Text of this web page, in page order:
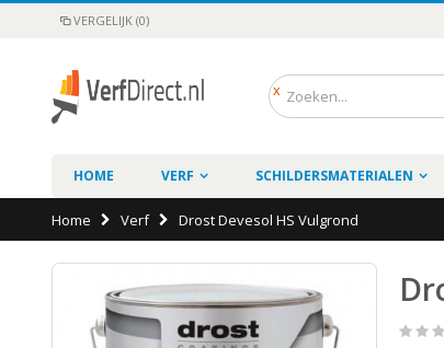
VERGELIJK (0)
HOME VERF SCHILDERSMATERIALEN
Home Verf Drost Devesol HS Vulgrond